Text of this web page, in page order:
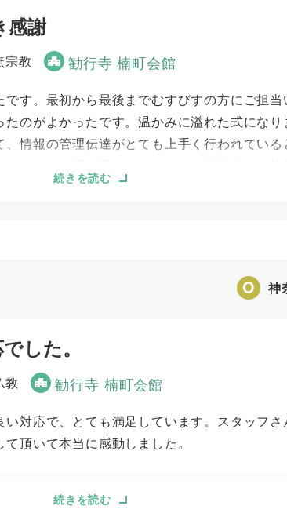
感謝
宗教 勧行寺 楠町会館
す。最初から最後までむすびすの方にご担
のがよかったです。温かみに溢れた式になり
情報の管理伝達がとても上手く行われてい
を理解していただき、実現のために奔走して
安心してご紹介できます。
日の対応 5
続きを読む
O 神
した。
教 勧行寺 楠町会館
対応で、とても満足しています。スタッフ
頂いて本当に感動しました。
続きを読む